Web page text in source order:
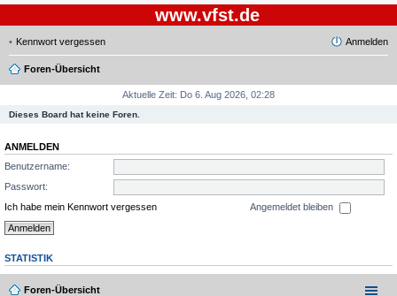
www.vfst.de
Kennwort vergessen Anmelden
Foren-Übersicht
Aktuelle Zeit: Do 6. Aug 2026, 02:28
Dieses Board hat keine Foren.
ANMELDEN
Benutzername:
Passwort:
Ich habe mein Kennwort vergessen
Angemeldet bleiben
STATISTIK
Foren-Übersicht